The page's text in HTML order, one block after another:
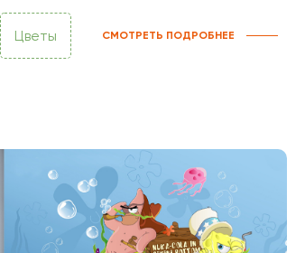
Цветы СМОТРЕТЬ ПОДРОБНЕЕ